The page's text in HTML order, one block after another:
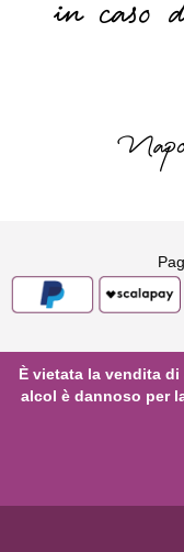
in caso
È vietata la vendita
alcol è dannoso per